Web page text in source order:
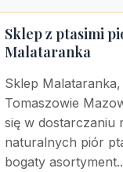
Sklep z ptasimi
Malataranka
Sklep
Tomaszowie
się w dostarczaniu
naturalnych piór
bogaty